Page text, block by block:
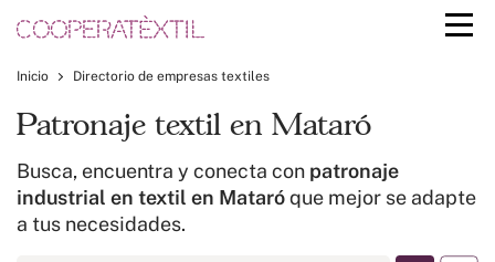
Inicio Directorio de empresas textiles
Patronaje textil en Mataró
Busca, encuentra y conecta con patronaje
industrial en textil en Mataróque mejor se adapte
a tus necesidades.